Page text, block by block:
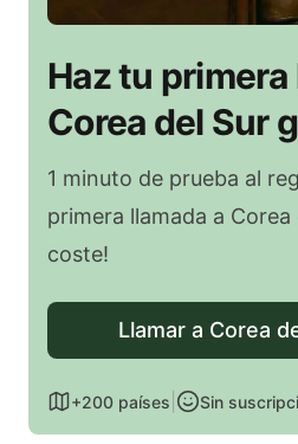
Haz tu primera
Corea del Sur
1 minuto de prueba al
primera llamada a
coste!
Llamar a Corea
+200 países Sin